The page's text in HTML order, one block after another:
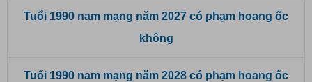
Tuổi 1990 nam mạng năm 2027 có phạm hoang ốc
không
Tuổi 1990 nam mạng năm 2028 có phạm hoang ốc